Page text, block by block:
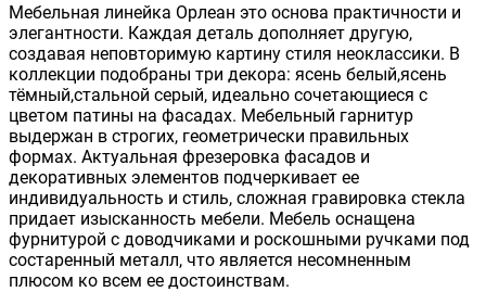
Мебельная линейка Орлеан это основа практичности и
элегантности. Каждая деталь дополняет другую,
создавая неповторимую картину стиля неоклассики. В
коллекции подобраны три декора: ясень белый,ясень
тёмный,стальной серый, идеально сочетающиеся с
цветом патины на фасадах. Мебельный гарнитур
выдержан в строгих, геометрически правильных
формах. Актуальная фрезеровка фасадов и
декоративных элементов подчеркивает ее
индивидуальность и стиль, сложная гравировка стекла
придает изысканность мебели. Мебель оснащена
фурнитурой с доводчиками и роскошными ручками под
состаренный металл, что является несомненным
плюсом ко всем ее достоинствам.